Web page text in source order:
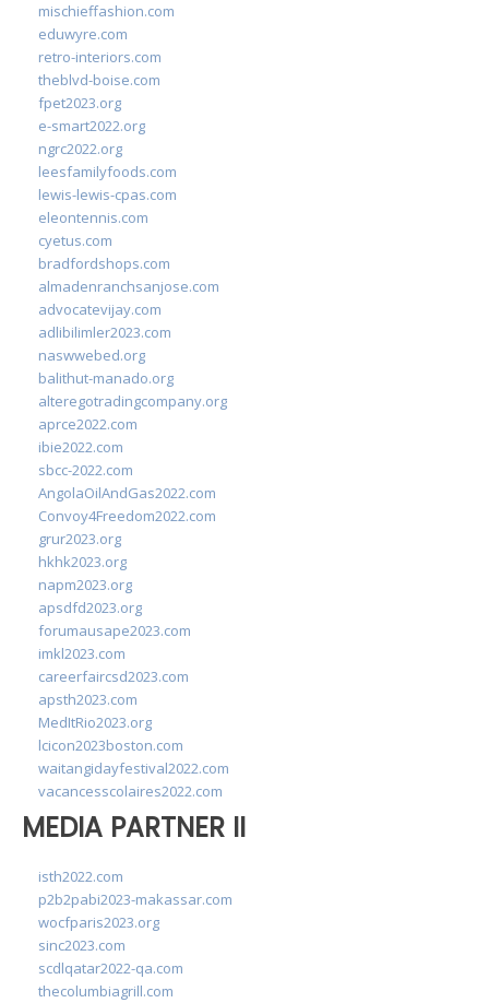
mischieffashion.com
eduwyre.com
retro-interiors.com
theblvd-boise.com
fpet2023.org
e-smart2022.org
ngrc2022.org
leesfamilyfoods.com
lewis-lewis-cpas.com
eleontennis.com
cyetus.com
bradfordshops.com
almadenranchsanjose.com
advocatevijay.com
adlibilimler2023.com
naswwebed.org
balithut-manado.org
alteregotradingcompany.org
aprce2022.com
ibie2022.com
sbcc-2022.com
AngolaOilAndGas2022.com
Convoy4Freedom2022.com
grur2023.org
hkhk2023.org
napm2023.org
apsdfd2023.org
forumausape2023.com
imkl2023.com
careerfaircsd2023.com
apsth2023.com
MedItRio2023.org
lcicon2023boston.com
waitangidayfestival2022.com
vacancesscolaires2022.com
MEDIA PARTNER II
isth2022.com
p2b2pabi2023-makassar.com
wocfparis2023.org
sinc2023.com
scdlqatar2022-qa.com
thecolumbiagrill.com